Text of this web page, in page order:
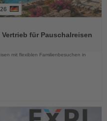
für Pauschalreisen
mit flexiblen Familienbesuchen in